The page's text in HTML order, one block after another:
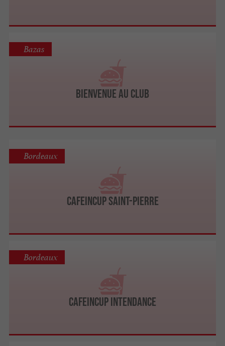
Bienvenue au Club
Bazas
Cafeincup Saint-Pierre
Bordeaux
Cafeincup Intendance
Bordeaux